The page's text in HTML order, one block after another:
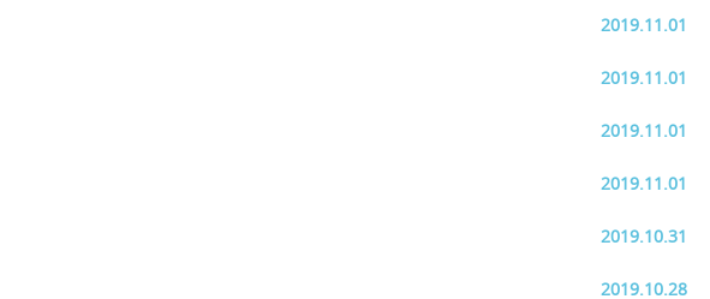
2019.11.01
2019.11.01
2019.11.01
2019.11.01
2019.10.31
2019.10.28